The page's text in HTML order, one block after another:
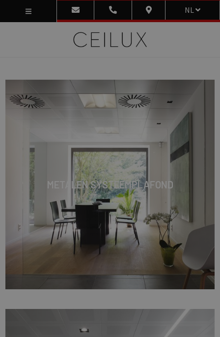
NL
METALEN SYSTEEMPLAFOND